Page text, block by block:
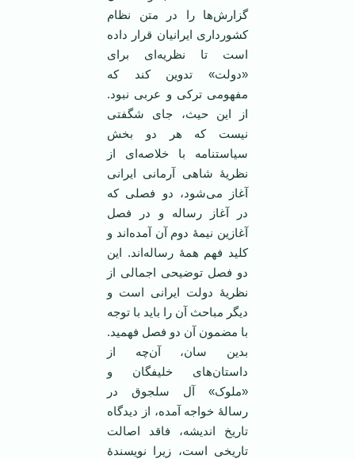
گزارش‌ها را در متن نظام
کشورداری ایرانیان قرار داده
است تا نظریه‌ای برای
«دولت» تدوین کند که
مفهومی ترکی و عربی نبود.
از این حیث، جای شگفتی
نیست که هر دو بخش
سیاستنامه با خلاصه‌ای از
نظریۀ شاهی آرمانی ایرانی
آغاز می‌شود، دو فصلی که
در آغاز رساله و در فصل
آغازین نیمۀ دوم آن آمده‌اند و
کلید فهم همۀ رساله‌اند. این
دو فصل توضیحی اجمالی از
نظریۀ دولت ایرانی است و
دیگر مباحث آن را باید با توجه
با مضمون آن دو فصل فهمید.
بدین سان، آن‌چه از
داستان‌های خلیفگان و
«ملوک» آل سلجوق در
رسالۀ خواجه آمده، از دیدگاه
تاریخ اندیشه، فاقد اصالت
تاریخی است، زیرا نویسندۀ